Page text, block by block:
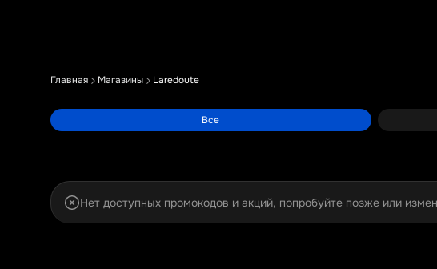
Главная Магазины Laredoute
Все
Нет доступных промокодов и акций, попробуйте позже или